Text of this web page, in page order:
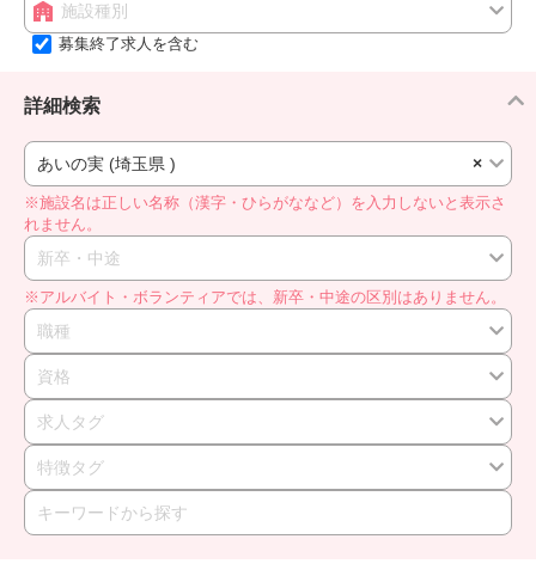
施設種別
募集終了求人を含む
詳細検索
×
あいの実 (埼玉県 )
※施設名は正しい名称（漢字・ひらがななど）を入力しないと表示さ
れません。
新卒・中途
※アルバイト・ボランティアでは、新卒・中途の区別はありません。
職種
資格
求人タグ
特徴タグ